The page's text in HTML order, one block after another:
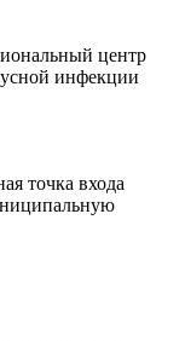
центр
инфекции
точка входа